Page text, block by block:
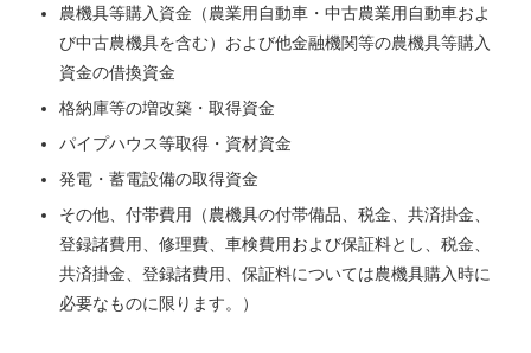
農機具等購入資金（農業用自動車・中古農業用自動車およ
び中古農機具を含む）および他金融機関等の農機具等購入
資金の借換資金
格納庫等の増改築・取得資金
パイプハウス等取得・資材資金
発電・蓄電設備の取得資金
その他、付帯費用（農機具の付帯備品、税金、共済掛金、
登録諸費用、修理費、車検費用および保証料とし、税金、
共済掛金、登録諸費用、保証料については農機具購入時に
必要なものに限ります。）